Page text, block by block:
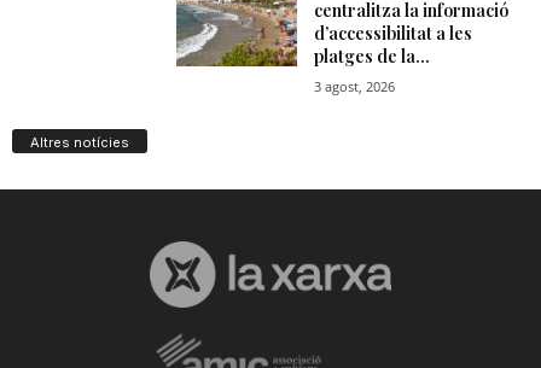
Altres notícies